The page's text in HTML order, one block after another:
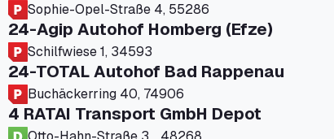
Sophie-Opel-Straße 4, 55286
24-Agip Autohof Homberg (Efze)
Schilfwiese 1, 34593
24-TOTAL Autohof Bad Rappenau
Buchäckerring 40, 74906
4 RATAI Transport GmbH Depot